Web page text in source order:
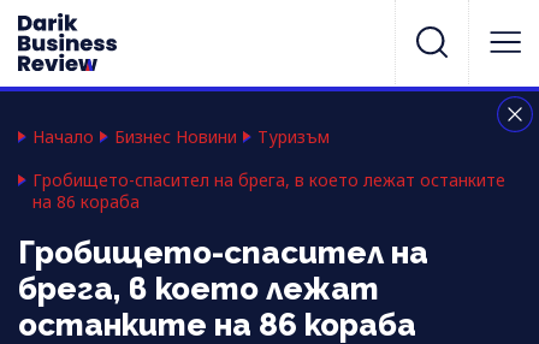
Начало Бизнес Новини
Туризъм
Гробището-спасител на брега, в което лежат останките
на 86 кораба
Гробището-спасител на
брега, в което лежат
останките на 86 кораба